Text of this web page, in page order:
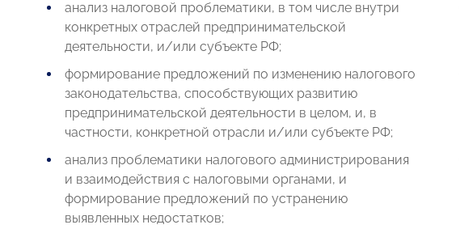
анализ налоговой проблематики, в том числе внутри
конкретных отраслей предпринимательской
деятельности, и/или субъекте РФ;
формирование предложений по изменению налогового
законодательства, способствующих развитию
предпринимательской деятельности в целом, и, в
частности, конкретной отрасли и/или субъекте РФ;
анализ проблематики налогового администрирования
и взаимодействия с налоговыми органами, и
формирование предложений по устранению
выявленных недостатков;